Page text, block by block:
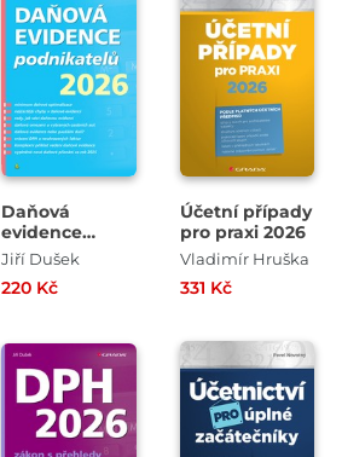
Daňová
evidence
podnikatelů
Jiří Dušek
220 Kč
Účetní případy
pro praxi 2026
Vladimír Hruška
331 Kč